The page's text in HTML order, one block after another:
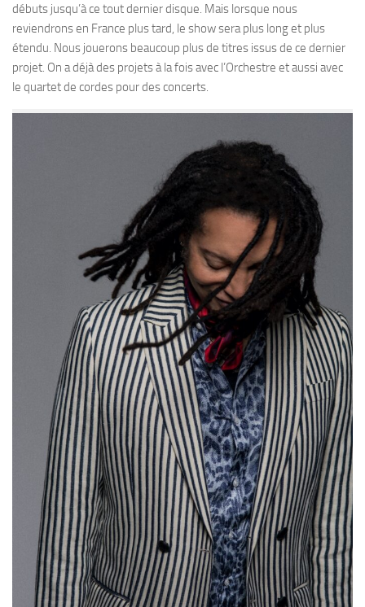
débuts jusqu’à ce tout dernier disque. Mais lorsque nous
reviendrons en France plus tard, le show sera plus long et plus
étendu. Nous jouerons beaucoup plus de titres issus de ce dernier
projet. On a déjà des projets à la fois avec l’Orchestre et aussi avec
le quartet de cordes pour des concerts.